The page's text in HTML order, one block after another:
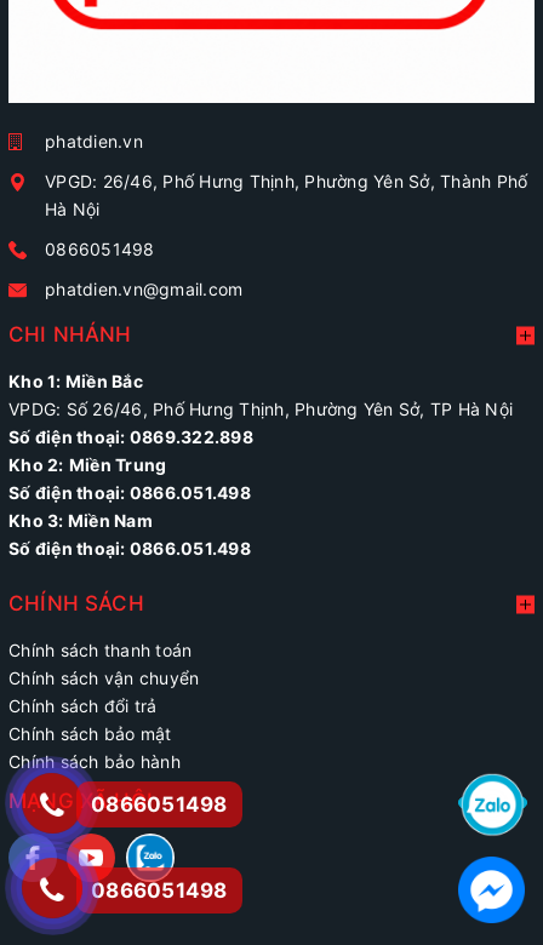
phatdien.vn
VPGD: 26/46, Phố Hưng Thịnh, Phường Yên Sở, Thành Phố
Hà Nội
0866051498
phatdien.vn@gmail.com
CHI NHÁNH
Kho 1: Miền Bắc
VPDG: Số 26/46, Phố Hưng Thịnh, Phường Yên Sở, TP Hà Nội
Số điện thoại: 0869.322.898
Kho 2: Miền Trung
Số điện thoại: 0866.051.498
Kho 3: Miền Nam
Số điện thoại: 0866.051.498
CHÍNH SÁCH
Chính sách thanh toán
Chính sách vận chuyển
Chính sách đổi trả
Chính sách bảo mật
Chính sách bảo hành
MẠNG XÃ HỘI
0866051498
0866051498